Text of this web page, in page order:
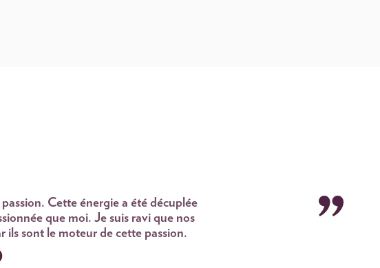
Cette énergie a été décuplée
que moi. Je suis ravi que nos
sont le moteur de cette passion.